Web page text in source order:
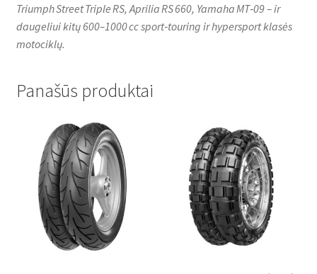
Triumph Street Triple RS, Aprilia RS 660, Yamaha MT‑09 – ir
daugeliui kitų 600–1000 cc sport‑touring ir hypersport klasės
motociklų.
Panašūs produktai